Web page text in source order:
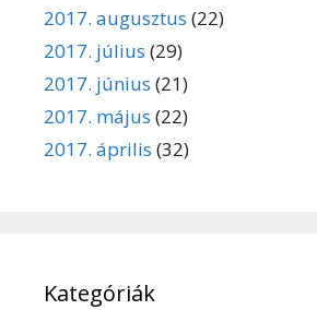
2017. augusztus (22)
2017. július (29)
2017. június (21)
2017. május (22)
2017. április (32)
Kategóriák